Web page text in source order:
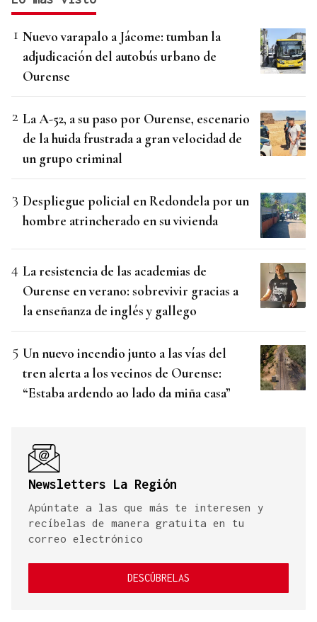
Nuevo varapalo a Jácome: tumban la
adjudicación del autobús urbano de
Ourense
La A-52, a su paso por Ourense, escenario
de la huida frustrada a gran velocidad de
un grupo criminal
Despliegue policial en Redondela por un
hombre atrincherado en su vivienda
La resistencia de las academias de
Ourense en verano: sobrevivir gracias a
la enseñanza de inglés y gallego
Un nuevo incendio junto a las vías del
tren alerta a los vecinos de Ourense:
“Estaba ardendo ao lado da miña casa”
Newsletters La Región
Apúntate a las que más te interesen y
recíbelas de manera gratuita en tu
correo electrónico
DESCÚBRELAS